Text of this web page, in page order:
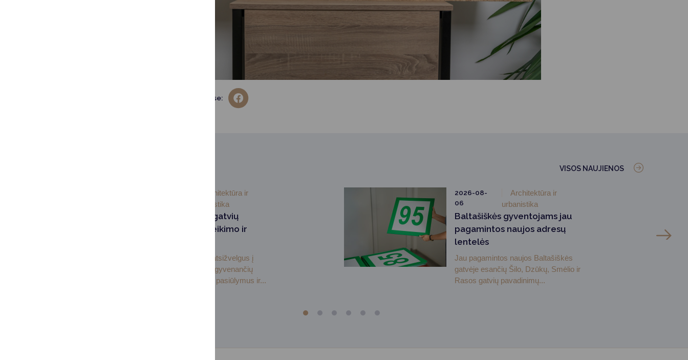
Dalintis soc. tinkluose:
VISOS NAUJIENOS
Architektūra ir
urbanistika
Informacija dėl gatvių
pavadinimų suteikimo ir
Informuojame, kad atsižvelgus į
Baltašiškės gatvėje gyvenančių
gyventojų išsakytus pasiūlymus ir...
2026-08-
06
Architektūra ir
urbanistika
Baltašiškės gyventojams jau
pagamintos naujos adresų
lentelės
Jau pagamintos naujos Baltašiškės
gatvėje esančių Šilo, Dzūkų, Smėlio ir
Rasos gatvių pavadinimų...